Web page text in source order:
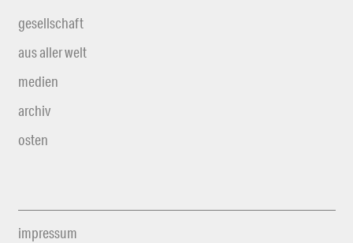
gesellschaft
aus aller welt
medien
archiv
osten
impressum